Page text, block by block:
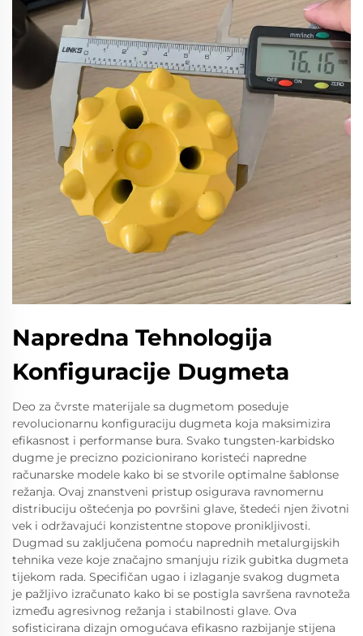
Napredna Tehnologija
Konfiguracije Dugmeta
Deo za čvrste materijale sa dugmetom poseduje
revolucionarnu konfiguraciju dugmeta koja maksimizira
efikasnost i performanse bura. Svako tungsten-karbidsko
dugme je precizno pozicionirano koristeći napredne
računarske modele kako bi se stvorile optimalne šablonse
režanja. Ovaj znanstveni pristup osigurava ravnomernu
distribuciju oštećenja po površini glave, štedeći njen životni
vek i održavajući konzistentne stopove pronikljivosti.
Dugmad su zaključena pomoću naprednih metalurgijskih
tehnika veze koje značajno smanjuju rizik gubitka dugmeta
tijekom rada. Specifičan ugao i izlaganje svakog dugmeta
je pažljivo izračunato kako bi se postigla savršena ravnoteža
između agresivnog režanja i stabilnosti glave. Ova
sofisticirana dizajn omogućava efikasno razbijanje stijena